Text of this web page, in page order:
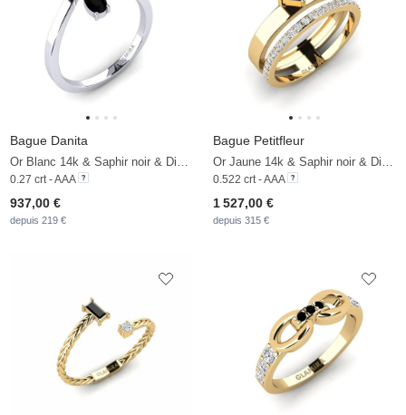
Bague Danita
0.27 crt - AAA
937,00 €
depuis 219 €
Bague Petitfleur
0.522 crt - AAA
1 527,00 €
depuis 315 €